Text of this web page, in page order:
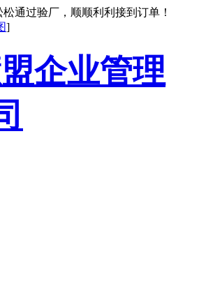
通过验厂，顺顺利利接到订单！
]